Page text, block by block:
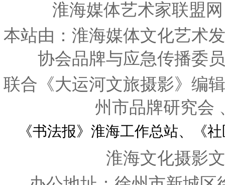
淮海媒体艺术家联盟
本站由：淮海媒体文化艺术
协会品牌与应急传播委
联合《大运河文旅摄影》编
州市品牌研究会
《书法报》淮海工作总站、《
淮海文化摄影